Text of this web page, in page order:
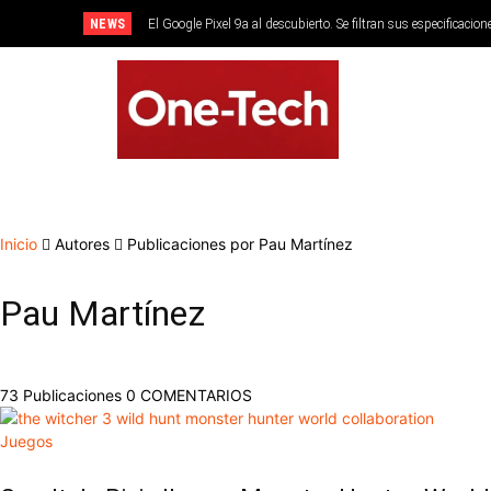
NEWS El Google Pixel 9a al descubierto. Se filtran sus
Inicio Autores Publicaciones por Pau Martínez
Pau Martínez
73 Publicaciones 0 COMENTARIOS
Juegos